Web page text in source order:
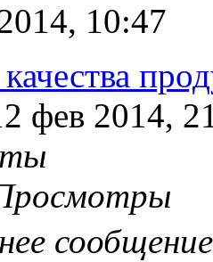
10:47
фев 2014,